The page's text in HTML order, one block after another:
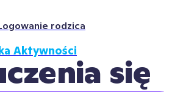
rodzica
się
Aktywności